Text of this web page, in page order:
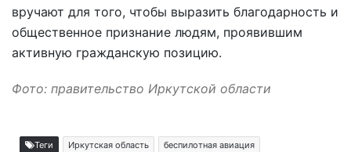
вручают для того, чтобы выразить благодарность и
общественное признание людям, проявившим
активную гражданскую позицию.
Фото: правительство Иркутской области
Теги Иркутская область
беспилотная авиация